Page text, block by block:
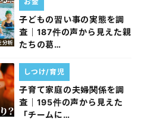
子どもの習い事の実態を調
査｜187件の声から見えた親
たちの葛…
子育て家庭の夫婦関係を調
査｜195件の声から見えた
「チームに…
しつけ/育児